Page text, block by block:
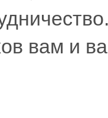
вам и